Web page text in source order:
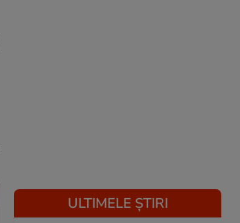
ULTIMELE ȘTIRI